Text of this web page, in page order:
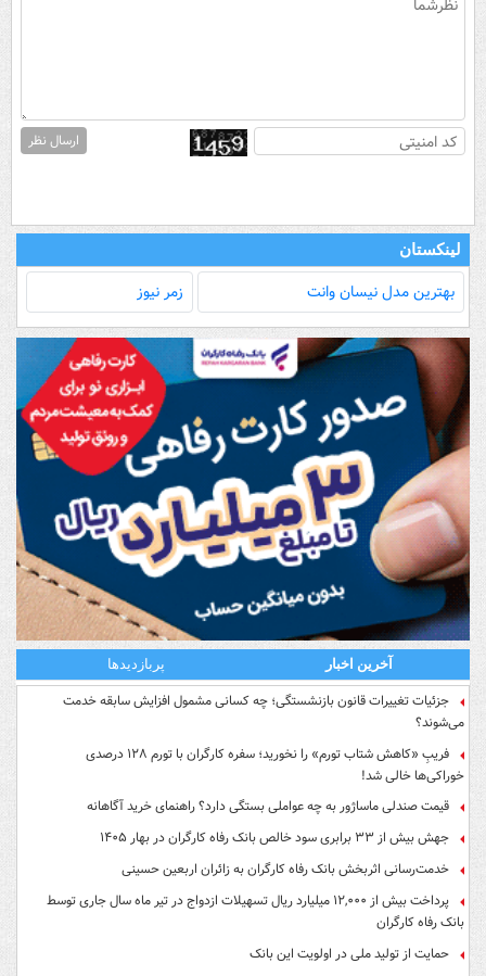
ارسال نظر
لینکستان
بهترین مدل‌ نیسان وانت زمر نیوز
آخرین اخبار پربازدیدها
جزئیات تغییرات قانون بازنشستگی؛ چه کسانی مشمول افزایش سابقه خدمت
می‌شوند؟
فریبِ «کاهش شتاب تورم» را نخورید؛ سفره کارگران با تورم ۱۲۸ درصدی
خوراکی‌ها خالی شد!
قیمت صندلی ماساژور به چه عواملی بستگی دارد؟ راهنمای خرید آگاهانه
جهش بیش از ۳۳ برابری سود خالص بانک رفاه کارگران در بهار ۱۴۰۵
خدمت‌رسانی اثربخش بانک رفاه کارگران به زائران اربعین حسینی
پرداخت بیش از ۱۲,۰۰۰ میلیارد ریال تسهیلات ازدواج در تیر ماه سال جاری توسط
بانک رفاه کارگران
حمایت از تولید ملی در اولویت این بانک